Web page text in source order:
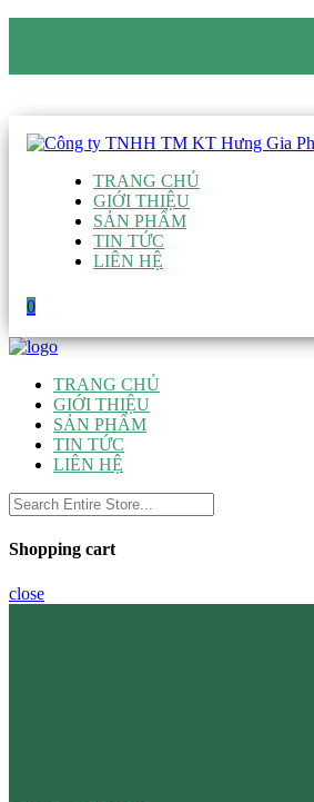
TRANG CHỦ
GIỚI THIỆU
SẢN PHẨM
TIN TỨC
LIÊN HỆ
0
TRANG CHỦ
GIỚI THIỆU
SẢN PHẨM
TIN TỨC
LIÊN HỆ
Shopping cart
close